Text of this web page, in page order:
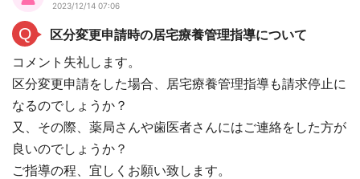
2023/12/14 07:06
Q
区分変更申請時の居宅療養管理指導について
コメント失礼します。
区分変更申請をした場合、居宅療養管理指導も請求停止に
なるのでしょうか？
又、その際、薬局さんや歯医者さんにはご連絡をした方が
良いのでしょうか？
ご指導の程、宜しくお願い致します。